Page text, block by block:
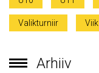
Valikturniir Viik
Arhiiv